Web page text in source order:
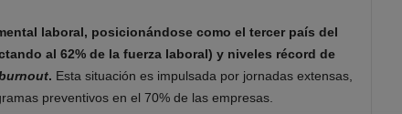
laboral, posicionándose como el tercer país del
al 62% de la fuerza laboral) y niveles récord de
. Esta situación es impulsada por jornadas extensas,
preventivos en el 70% de las empresas.